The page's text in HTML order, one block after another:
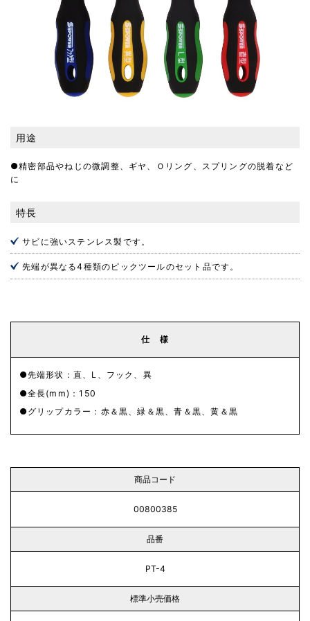
用途
●精密部品やねじの微調整、ギヤ、Ｏリング、スプリングの脱着など
に
特長
サビに強いステンレス製です。
先端が異なる4種類のピックツールのセット品です。
仕 様
先端形状：直、L、フック、異
全長(mm)：150
グリップカラー：赤＆黒、緑＆黒、青＆黒、黄＆黒
商品コード
00800385
品番
PT-4
標準小売価格